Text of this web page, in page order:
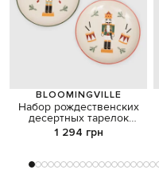
BLOOMINGVILLE
Набор рождественских
десертных тарелок
Щелкунчик
1 294 грн